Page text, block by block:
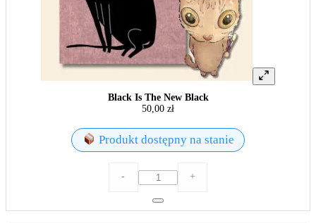
Black Is The New Black
50,00 zł
Produkt dostępny na stanie
-
ilość
Black
The
+